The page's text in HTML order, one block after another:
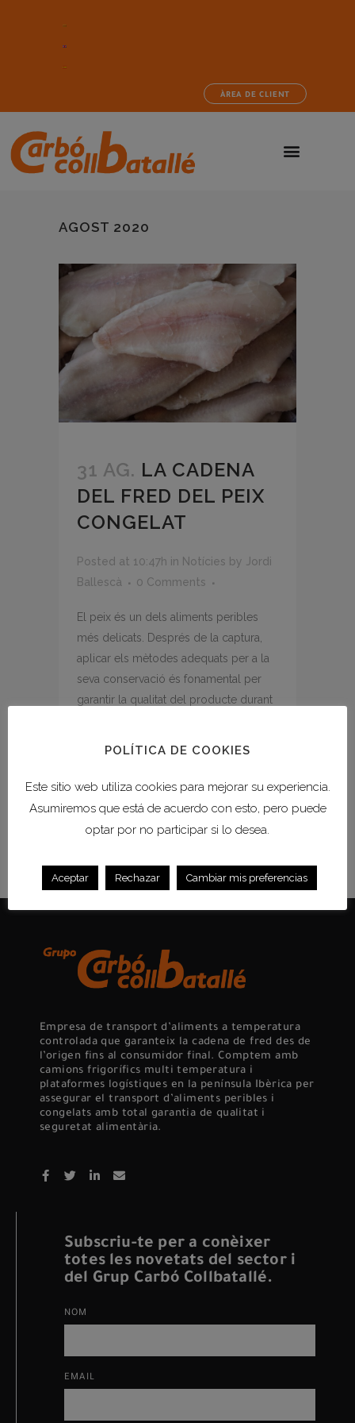
ÀREA DE CLIENT
AGOST 2020
31 AG. LA CADENA
DEL FRED DEL PEIX
CONGELAT
Posted at 10:47h in Notícies by Jordi
Ballescà
0 Comments
El peix és un dels aliments peribles
més delicats. Després de la captura,
aplicar els mètodes adequats per a la
seva conservació és fonamental per
garantir la qualitat del producte durant
congelació és el mètode més indicat,
READ MORE
Empresa de transport d’aliments a temperatura
controlada que garanteix la cadena de fred des de
l’origen fins al consumidor final. Comptem amb
camions frigorífics multi temperatura i
plataformes logístiques en la península Ibèrica per
assegurar el transport d’aliments peribles i
congelats amb total garantia de qualitat i
seguretat alimentària.
Subscriu-te per a conèixer
totes les novetats del sector i
del Grup Carbó Collbatallé.
NOM
EMAIL
POLÍTICA DE COOKIES
Este sitio web utiliza cookies para mejorar su experiencia.
Asumiremos que está de acuerdo con esto, pero puede
optar por no participar si lo desea.
Aceptar Rechazar Cambiar mis preferencias